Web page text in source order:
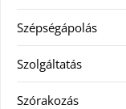
Szépségápolás
Szolgáltatás
Szórakozás